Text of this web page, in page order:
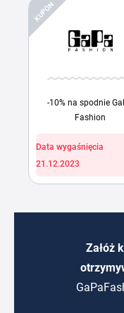
KUPÓN
-10% na spodnie
Fashion
Data wygaśnięcia
21.12.2023
Załóż